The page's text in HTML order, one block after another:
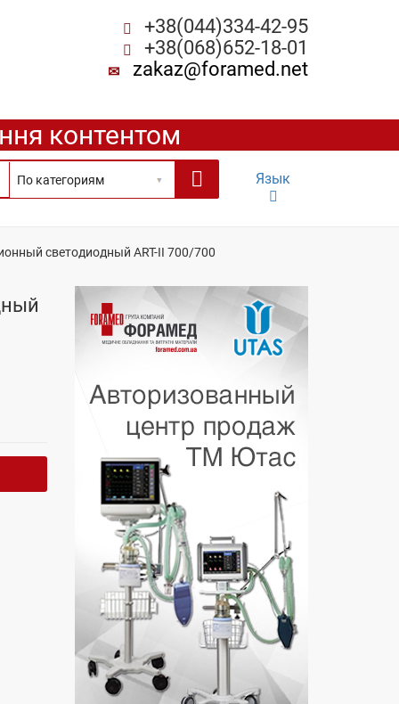
+38(044)334-42-95
+38(068)652-18-01
zakaz@foramed.net
контентом
Язык
светодиодный ART-II 700/700